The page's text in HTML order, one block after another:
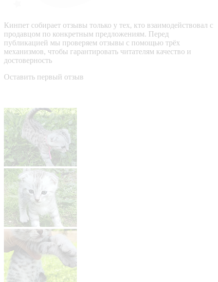
Кинпет собирает отзывы только у тех, кто взаимодействовал с
продавцом по конкретным предложениям. Перед
публикацией мы проверяем отзывы с помощью трёх
механизмов, чтобы гарантировать читателям качество и
достоверность
Оставить первый отзыв